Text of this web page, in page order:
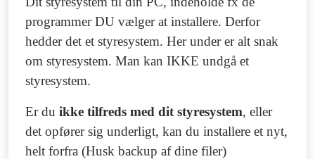
programmer DU vælger at installere. Derfor
hedder det et styresystem. Her under er alt snak
om styresystem. Man kan IKKE undgå et
styresystem.
Er du ikke tilfreds med dit styresystem, eller
det opfører sig underligt, kan du installere et nyt,
helt forfra (Husk backup af dine filer)